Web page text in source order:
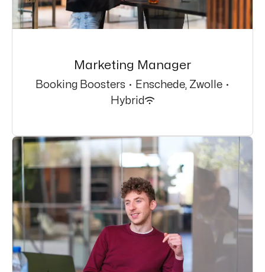
Marketing Manager
Booking Boosters · Enschede, Zwolle ·
Hybrid